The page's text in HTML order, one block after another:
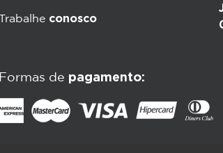
Trabalhe conosco
Formas de pagamento: